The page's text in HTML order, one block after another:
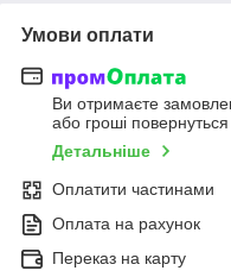
Умови оплати
Ви отримаєте
або гроші
Детальніше
Оплатити частинами
Оплата на рахунок
Переказ на карту